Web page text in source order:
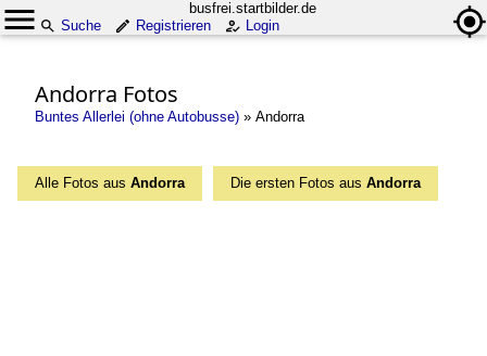
busfrei.startbilder.de
Suche
Registrieren Login
Andorra Fotos
Buntes Allerlei (ohne Autobusse) » Andorra
Alle Fotos aus Andorra Die ersten Fotos aus Andorra